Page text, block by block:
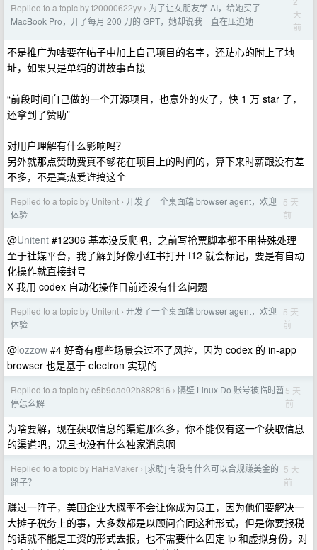
Replied to a topic by t20000622yy › 为了让女朋友学 AI，给她买了
MacBook Pro，开了每月 200 刀的 GPT，她却说我一直在压迫她
天
前
不是推广为啥要在帖子中加上自己项目的名字，还贴心的附上了地
址，如果只是单纯的讲故事直接
“前段时间自己做的一个开源项目，也意外的火了，快 1 万 star 了，
还拿到了赞助”
对用户理解有什么影响吗？
另外就那点赞助费真不够花在项目上的时间的，算下来时薪跟没有差
不多，不是真热爱谁搞这个
Replied to a topic by Unitent › 开发了一个桌面端 browser agent，欢迎
体验
5 天
前
@Unitent #12306 基本没反爬吧，之前写抢票脚本都不用特殊处理
至于社媒平台，我了解到好像小红书打开 f12 就会标记，要是有自动
化操作就直接封号
X 我用 codex 自动化操作目前还没有什么问题
Replied to a topic by Unitent › 开发了一个桌面端 browser agent，欢迎
体验
5 天
前
@lozzow #4 好奇有哪些场景会过不了风控，因为 codex 的 in-app
browser 也是基于 electron 实现的
Replied to a topic by e5b9dad02b882816 › 隔壁 Linux Do 账号被临时暂
停怎么解
5 天
前
为啥要解，现在获取信息的渠道那么多，你不能仅有这一个获取信息
的渠道吧，况且也没有什么独家消息啊
Replied to a topic by HaHaMaker › [求助] 有没有什么可以合规赚美金的
路子？
5 天
前
赚过一阵子，美国企业大概率不会让你成为员工，因为他们要解决一
大摊子税务上的事，大多数都是以顾问合同这种形式，但是你要报税
的话就不能是工资的形式去报，也不需要什么固定 ip 和虚拟身份，对